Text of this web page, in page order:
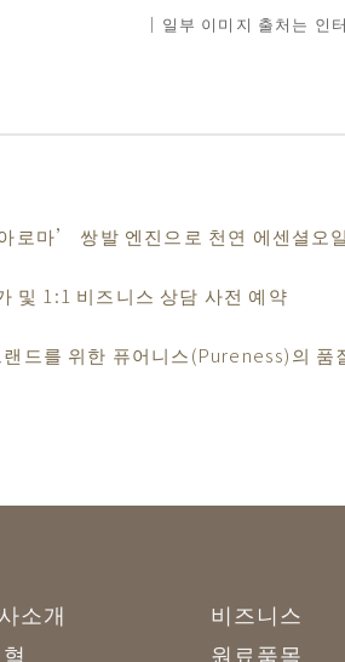
｜일부 이미지 출처는 인
마’ 쌍발 엔진으로 천연 에센셜오
및 1:1 비즈니스 상담 사전 예약
드를 위한 퓨어니스(Pureness)의 품
소개
비즈니스
원료품목